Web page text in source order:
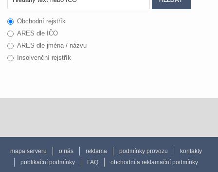
Obchodní rejstřík
ARES dle IČO
ARES dle jména / názvu
Insolvenční rejstřík
mapa serveru o nás reklama podmínky provozu
kontakty
publikační podmínky
FAQ obchodní a reklamační podmínky